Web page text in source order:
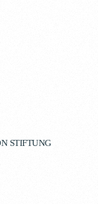
STIFTUNG